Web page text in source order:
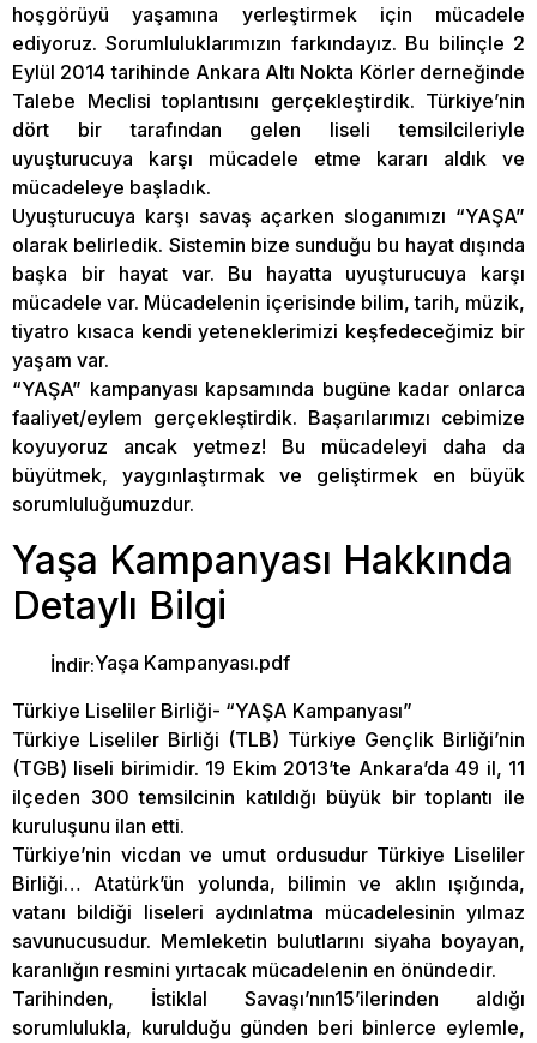
hoşgörüyü yaşamına yerleştirmek için mücadele
ediyoruz. Sorumluluklarımızın farkındayız. Bu bilinçle 2
Eylül 2014 tarihinde Ankara Altı Nokta Körler derneğinde
Talebe Meclisi toplantısını gerçekleştirdik. Türkiye’nin
dört bir tarafından gelen liseli temsilcileriyle
uyuşturucuya karşı mücadele etme kararı aldık ve
mücadeleye başladık.
Uyuşturucuya karşı savaş açarken sloganımızı “YAŞA”
olarak belirledik. Sistemin bize sunduğu bu hayat dışında
başka bir hayat var. Bu hayatta uyuşturucuya karşı
mücadele var. Mücadelenin içerisinde bilim, tarih, müzik,
tiyatro kısaca kendi yeteneklerimizi keşfedeceğimiz bir
yaşam var.
“YAŞA” kampanyası kapsamında bugüne kadar onlarca
faaliyet/eylem gerçekleştirdik. Başarılarımızı cebimize
koyuyoruz ancak yetmez! Bu mücadeleyi daha da
büyütmek, yaygınlaştırmak ve geliştirmek en büyük
sorumluluğumuzdur.
Yaşa Kampanyası Hakkında
Detaylı Bilgi
İndir:Yaşa Kampanyası.pdf
Türkiye Liseliler Birliği- “YAŞA Kampanyası”
Türkiye Liseliler Birliği (TLB) Türkiye Gençlik Birliği’nin
(TGB) liseli birimidir. 19 Ekim 2013’te Ankara’da 49 il, 11
ilçeden 300 temsilcinin katıldığı büyük bir toplantı ile
kuruluşunu ilan etti.
Türkiye’nin vicdan ve umut ordusudur Türkiye Liseliler
Birliği… Atatürk’ün yolunda, bilimin ve aklın ışığında,
vatanı bildiği liseleri aydınlatma mücadelesinin yılmaz
savunucusudur. Memleketin bulutlarını siyaha boyayan,
karanlığın resmini yırtacak mücadelenin en önündedir.
Tarihinden, İstiklal Savaşı’nın15’ilerinden aldığı
sorumlulukla, kurulduğu günden beri binlerce eylemle,